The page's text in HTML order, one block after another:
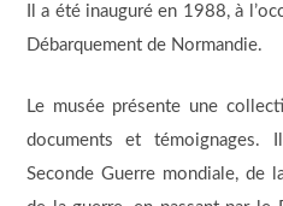
Il a été inauguré en 1988, à
Débarquement de Normandie.
Le musée présente une
documents et témoignages.
Seconde Guerre mondiale, de